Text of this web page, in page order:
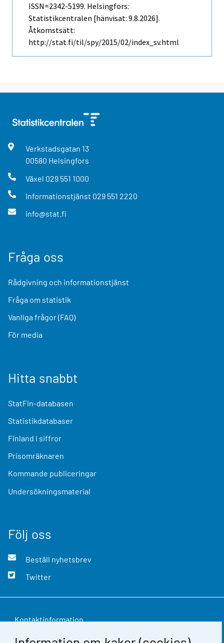
ISSN=2342-5199. Helsingfors:
Statistikcentralen [hänvisat: 9.8.2026].
Åtkomstsätt:
http://stat.fi/til/spy/2015/02/index_sv.html
Verkstadsgatan 13
00580 Helsingfors
Växel 029 551 1000
Informationstjänst 029 551 2220
info@stat.fi
Fråga oss
Rådgivning och informationstjänst
Fråga om statistik
Vanliga frågor (FAQ)
För media
Hitta snabbt
StatFin-databasen
Statistikdatabaser
Finland i siffror
Prisomräknaren
Kommande publiceringar
Undersökningsmaterial
Följ oss
Beställ nyhetsbrev
Twitter
Kontaktinformation
Respons